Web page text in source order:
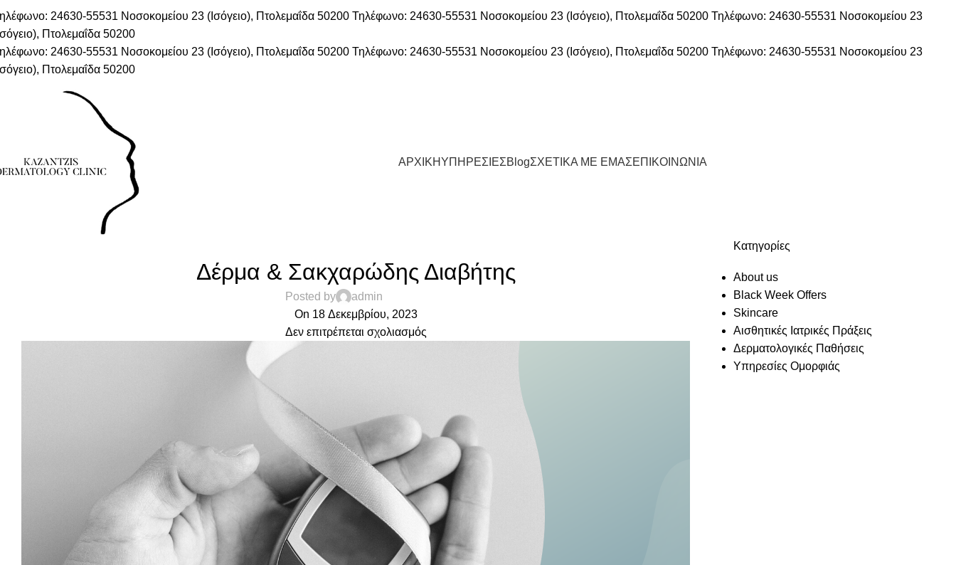
24630-55531 Νοσοκομείου 23 (Ισόγειο), Πτολεμαΐδα 50200 Τηλέφωνο: 24630-55531 Νοσοκομείου 23 (Ισόγειο), Πτολεμαΐδα 50200 Τηλέφωνο: 24630-55531 Νοσοκομείου 23
Πτολεμαΐδα 50200
24630-55531 Νοσοκομείου 23 (Ισόγειο), Πτολεμαΐδα 50200 Τηλέφωνο: 24630-55531 Νοσοκομείου 23 (Ισόγειο), Πτολεμαΐδα 50200 Τηλέφωνο: 24630-55531 Νοσοκομείου 23
Πτολεμαΐδα 50200
ΑΡΧΙΚΗΥΠΗΡΕΣΙΕΣBlogΣΧΕΤΙΚΑ ΜΕ ΕΜΑΣΕΠΙΚΟΙΝΩΝΙΑ
Δέρμα & Σακχαρώδης Διαβήτης
Posted by
admin
On 18 Δεκεμβρίου, 2023
Δεν επιτρέπεται σχολιασμός
Kατηγορίες
About us
Black Week Offers
Skincare
Αισθητικές Ιατρικές Πράξεις
Δερματολογικές Παθήσεις
Υπηρεσίες Ομορφιάς